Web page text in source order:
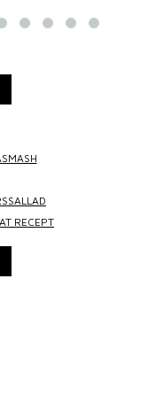
RECEPT